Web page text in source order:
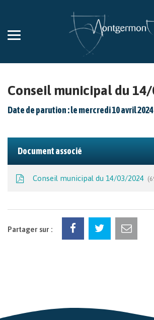
Aller
la
Conseil municipal du
Date de parution : le mercredi 10 avril 2024
Document associé
Conseil municipal du 14/03/2024
Partager sur :